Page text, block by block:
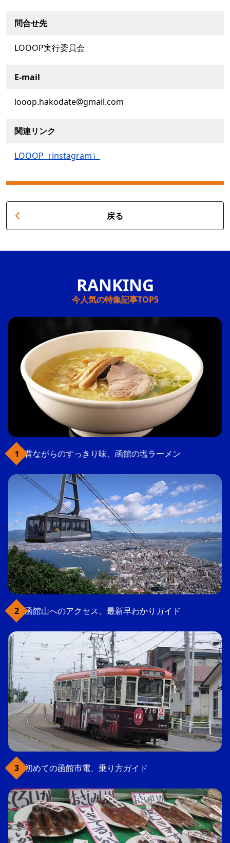
問合せ先
LOOOP実行委員会
E-mail
looop.hakodate@gmail.com
関連リンク
LOOOP（instagram）
戻る
今人気の特集記事TOP5
昔ながらのすっきり味、函館の塩ラーメン
函館山へのアクセス、最新早わかりガイド
初めての函館市電、乗り方ガイド